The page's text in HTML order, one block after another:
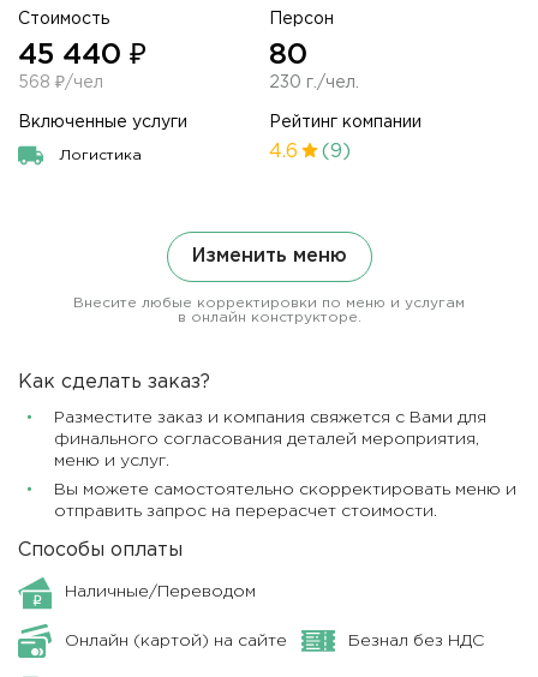
Стоимость
45 440 ₽
568 ₽/чел
Персон
80
230 г./чел.
Включенные услуги
Логистика
Рейтинг компании
4.6 (9)
Изменить меню
Внесите любые корректировки по меню и услугам
в онлайн конструкторе.
Как сделать заказ?
Разместите заказ и компания свяжется с Вами для
финального согласования деталей мероприятия,
меню и услуг.
Вы можете самостоятельно скорректировать меню и
отправить запрос на перерасчет стоимости.
Способы оплаты
Наличные/Переводом
Онлайн (картой) на сайте Безнал без НДС